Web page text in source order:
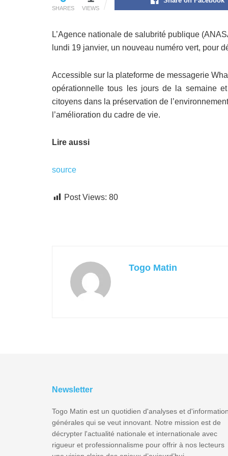
SHARES VIEWS
L’Agence nationale de salubrité publique
lundi 19 janvier, un nouveau numéro vert, pour
Accessible sur la plateforme de messagerie
opérationnelle tous les jours de la semaine
citoyens dans la préservation de
l’amélioration du cadre de vie.
Lire aussi
source
Post Views: 80
Togo Matin
Newsletter
Togo Matin est un quotidien d'analyses et
générales qui se veut innovant. Notre mission est de
décrypter l'actualité nationale et internationale avec
rigueur et professionnalisme pour offrir à nos lecteurs